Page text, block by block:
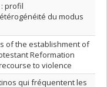
profil
du modus
of the establishment of
Reformation
to violence
qui fréquentent les